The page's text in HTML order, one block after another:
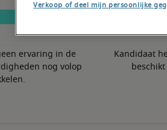
ervaring in de
nog volop
Kandidaat
Verkoop of deel mijn persoonlijke